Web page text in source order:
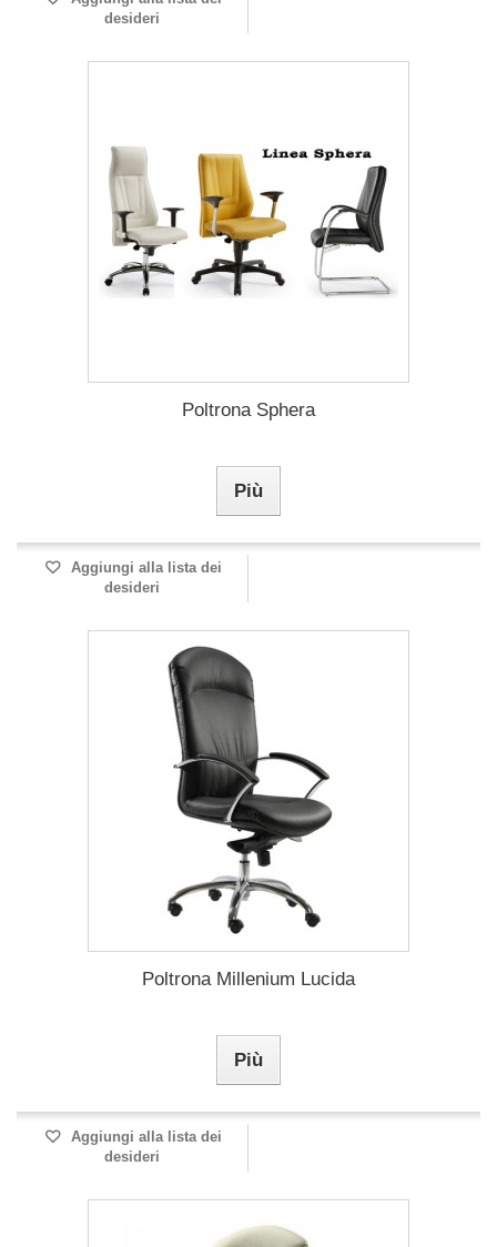
desideri
Poltrona Sphera
Più
Aggiungi alla lista dei
desideri
Poltrona Millenium Lucida
Più
Aggiungi alla lista dei
desideri